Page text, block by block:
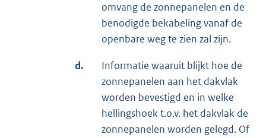
omvang de zonnepanelen en de
benodigde bekabeling vanaf de
openbare weg te zien zal zijn.
d.
Informatie waaruit blijkt hoe de
zonnepanelen aan het dakvlak
worden bevestigd en in welke
hellingshoek t.o.v. het dakvlak de
zonnepanelen worden gelegd. Of